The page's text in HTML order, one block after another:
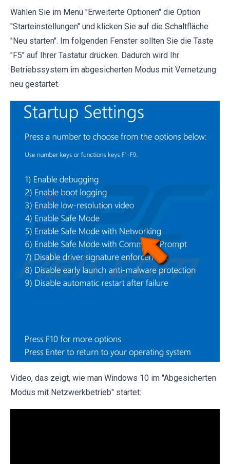
Wählen Sie im Menü "Erweiterte Optionen" die Option
"Starteinstellungen" und klicken Sie auf die Schaltfläche
"Neu starten". Im folgenden Fenster sollten Sie die Taste
"F5" auf Ihrer Tastatur drücken. Dadurch wird Ihr
Betriebssystem im abgesicherten Modus mit Vernetzung
neu gestartet.
Video, das zeigt, wie man Windows 10 im "Abgesicherten
Modus mit Netzwerkbetrieb" startet: